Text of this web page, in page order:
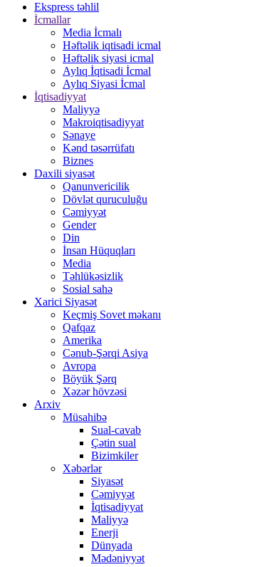
Ekspress təhlil
İcmallar
Media İcmalı
Həftəlik iqtisadi icmal
Həftəlik siyasi icmal
Aylıq İqtisadi İcmal
Aylıq Siyasi İcmal
İqtisadiyyat
Maliyyə
Makroiqtisadiyyat
Sənaye
Kənd təsərrüfatı
Biznes
Daxili siyasət
Qanunvericilik
Dövlət quruculuğu
Cəmiyyət
Gender
Din
İnsan Hüquqları
Media
Təhlükəsizlik
Sosial sahə
Xarici Siyasət
Keçmiş Sovet məkanı
Qafqaz
Amerika
Cənub-Şərqi Asiya
Avropa
Böyük Şərq
Xəzər hövzəsi
Arxiv
Müsahibə
Sual-cavab
Çətin sual
Bizimkiler
Xəbərlər
Siyasət
Cəmiyyət
İqtisadiyyat
Maliyyə
Enerji
Dünyada
Mədəniyyət